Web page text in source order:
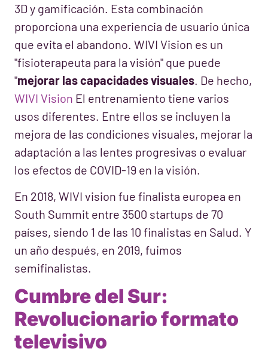
3D y gamificación. Esta combinación
proporciona una experiencia de usuario única
que evita el abandono. WIVI Vision es un
"fisioterapeuta para la visión" que puede
"mejorar las capacidades visuales . De hecho,
WIVI Vision El entrenamiento tiene varios
usos diferentes. Entre ellos se incluyen la
mejora de las condiciones visuales, mejorar la
adaptación a las lentes progresivas o evaluar
los efectos de COVID-19 en la visión.
En 2018, WIVI vision fue finalista europea en
South Summit entre 3500 startups de 70
países, siendo 1 de las 10 finalistas en Salud. Y
un año después, en 2019, fuimos
semifinalistas.
Cumbre del Sur:
Revolucionario formato
televisivo